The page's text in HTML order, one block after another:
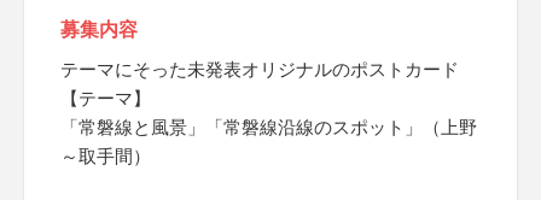
募集内容
テーマにそった未発表オリジナルのポストカード
【テーマ】
「常磐線と風景」「常磐線沿線のスポット」（上野
～取手間）